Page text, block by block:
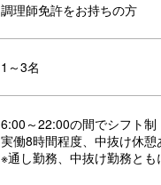
調理師免許をお持ちの方
1～3名
6:00～22:00の間でシフト制
実働8時間程度、中抜け休憩
※通し勤務、中抜け勤務とも